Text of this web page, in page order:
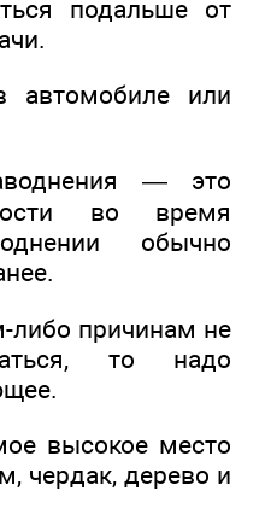
подальше от
автомобиле или
— это
во время
обычно
либо причинам не
то надо
высокое место
чердак, дерево и